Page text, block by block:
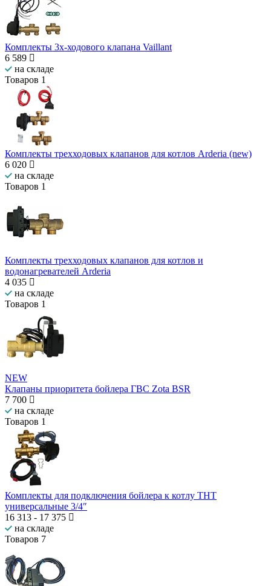
Комплекты 3х-ходового клапана Vaillant
6 589
на складе
Товаров 1
Комплекты трехходовых клапанов для котлов Arderia (new)
6 020
на складе
Товаров 1
Комплекты трехходовых клапанов для котлов и
водонагревателей Arderia
4 035
на складе
Товаров 1
NEW
Клапаны приоритета бойлера ГВС Zota BSR
7 700
на складе
Товаров 1
Комплекты для подключения бойлера к котлу THT
универсальные 3/4″
16 313 - 17 375
на складе
Товаров 7